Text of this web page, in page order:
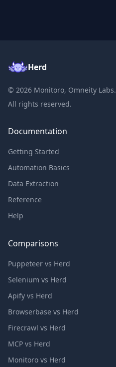
Herd
© 2026 Monitoro, Omneity Labs.
All rights reserved.
Documentation
Getting Started
Automation Basics
Data Extraction
Reference
Help
Comparisons
Puppeteer vs Herd
Selenium vs Herd
Apify vs Herd
Browserbase vs Herd
Firecrawl vs Herd
MCP vs Herd
Monitoro vs Herd